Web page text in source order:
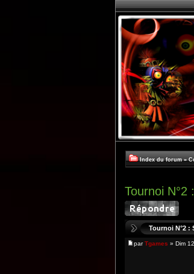
Index du forum »
Tournoi N°2
Tournoi N°2 :
parTgames » Dim